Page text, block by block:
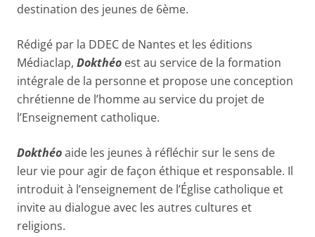
destination des jeunes de 6ème.
Rédigé par la DDEC de Nantes et les éditions
Médiaclap, Dokthéo est au service de la formation
intégrale de la personne et propose une conception
chrétienne de l’homme au service du projet de
l’Enseignement catholique.
Dokthéoaide les jeunes à réfléchir sur le sens de
leur vie pour agir de façon éthique et responsable. Il
introduit à l’enseignement de l’Église catholique et
invite au dialogue avec les autres cultures et
religions.